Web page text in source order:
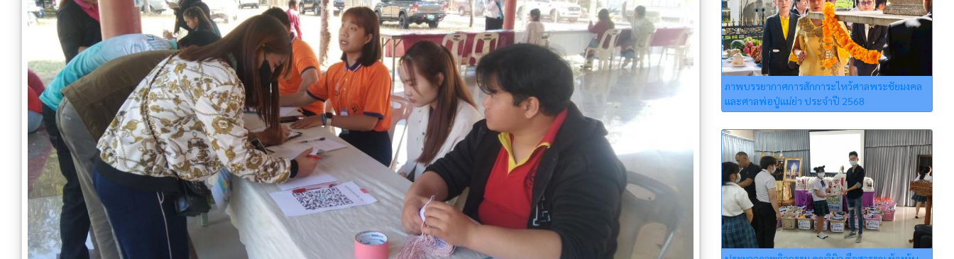
ภาพบรรยากาศการสักการะไหว้ศาลพระชัยมงคล
และศาลพ่อปู่แม่ย่า ประจําปี 2568